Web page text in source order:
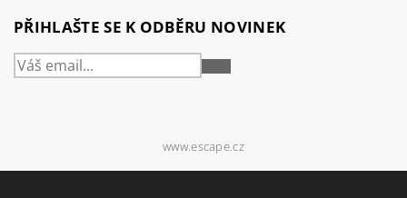
PŘIHLAŠTE SE K ODBĚRU NOVINEK
PŘIHLÁSIT
www.escape.cz